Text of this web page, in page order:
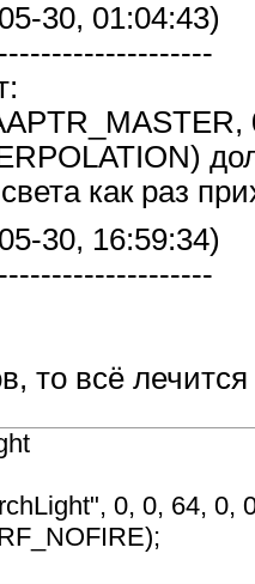
30, 01:04:43)
как раз
30, 16:59:34)
то всё
0, 0, 64, 0,